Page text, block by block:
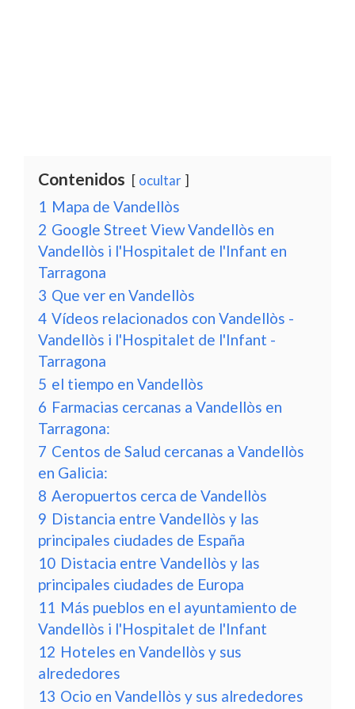
Contenidos ocultar
1 Mapa de Vandellòs
2 Google Street View Vandellòs en
Vandellòs i l'Hospitalet de l'Infant en
Tarragona
3 Que ver en Vandellòs
4 Vídeos relacionados con Vandellòs -
Vandellòs i l'Hospitalet de l'Infant -
Tarragona
5 el tiempo en Vandellòs
6 Farmacias cercanas a Vandellòs en
Tarragona:
7 Centos de Salud cercanas a Vandellòs
en Galicia:
8 Aeropuertos cerca de Vandellòs
9 Distancia entre Vandellòs y las
principales ciudades de España
10 Distacia entre Vandellòs y las
principales ciudades de Europa
11 Más pueblos en el ayuntamiento de
Vandellòs i l'Hospitalet de l'Infant
12 Hoteles en Vandellòs y sus
alrededores
13 Ocio en Vandellòs y sus alrededores